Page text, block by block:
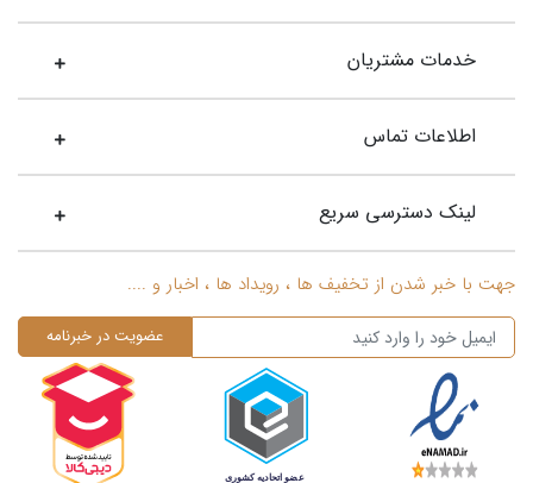
خدمات مشتریان
اطلاعات تماس
لینک دسترسی سریع
جهت با خبر شدن از تخفیف ها ، رویداد ها ، اخبار و ....